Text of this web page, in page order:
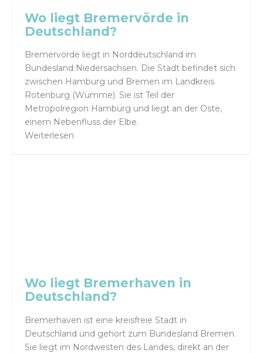
Wo liegt Bremervörde in
Deutschland?
Bremervörde liegt in Norddeutschland im
Bundesland Niedersachsen. Die Stadt befindet sich
zwischen Hamburg und Bremen im Landkreis
Rotenburg (Wümme). Sie ist Teil der
Metropolregion Hamburg und liegt an der Oste,
einem Nebenfluss der Elbe.
Weiterlesen
Wo liegt Bremerhaven in
Deutschland?
Bremerhaven ist eine kreisfreie Stadt in
Deutschland und gehört zum Bundesland Bremen.
Sie liegt im Nordwesten des Landes, direkt an der